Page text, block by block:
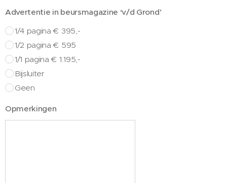
Advertentie in beursmagazine ‘v/d Grond’
1/4 pagina € 395,-
1/2 pagina € 595
1/1 pagina € 1.195,-
Bijsluiter
Geen
Opmerkingen